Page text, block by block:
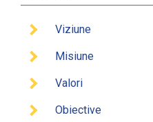
Viziune
Misiune
Valori
Obiective